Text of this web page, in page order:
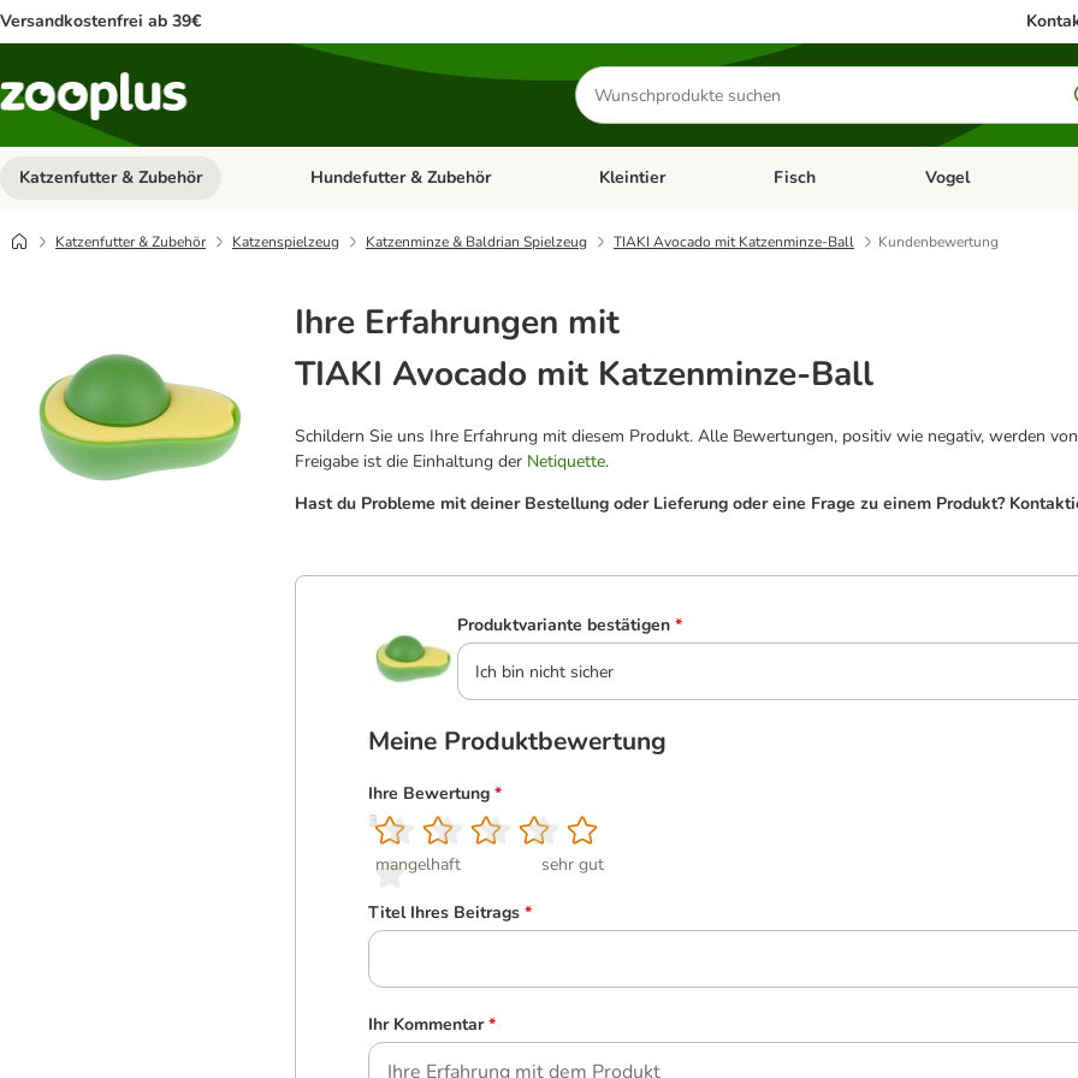
Versandkostenfrei ab 39€
Produkte
suchen
Katzenfutter & Zubehör Kategorie-Menü öffnen: Katzenfutter & Zubehör
Hundefutter & Zubehör Kategorie-Menü öffnen: Hundefutter & Zubehör
Kleintier Kategorie-Menü öffnen: Kleintier
Fisch Kategorie-Menü
Vogel
Katzenfutter & Zubehör Katzenspielzeug Katzenminze & Baldrian Spielzeug TIAKI Avocado mit Katzenminze-Ball Kundenbewertung
Ihre Erfahrungen mit
TIAKI Avocado mit Katzenminze-Ball
Schildern Sie uns Ihre Erfahrung mit diesem Produkt. Alle Bewertungen, positiv wie negativ, werden
Freigabe ist die Einhaltung der Netiquette.
Hast du Probleme mit deiner Bestellung oder Lieferung oder eine Frage zu einem Produkt?
Produktvariante bestätigen *
Ich bin nicht sicher
Meine Produktbewertung
Ihre Bewertung *
1
mangelhaft
2
3
4
5
sehr gut
Titel Ihres Beitrags *
Ihr Kommentar *